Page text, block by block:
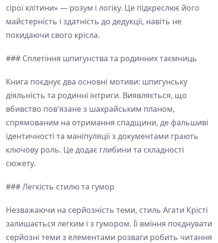
сірої клітини» — розум і логіку. Це підкреслює його
майстерність і здатність до дедукції, навіть не
покидаючи свого крісла.
### Сплетіння шпигунства та родинних таємниць
Книга поєднує два основні мотиви: шпигунську
діяльність та родинні інтриги. Виявляється, що
вбивство пов'язане з шахрайським планом,
спрямованим на отримання спадщини, де фальшиві
ідентичності та маніпуляції з документами грають
ключову роль. Це додає глибини та складності
сюжету.
### Легкість стилю та гумор
Незважаючи на серйозність теми, стиль Агати Крісті
залишається легким і з гумором. Її вміння поєднувати
серйозні теми з елементами розваги робить читання